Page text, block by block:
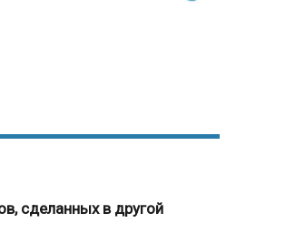
сделанных в другой